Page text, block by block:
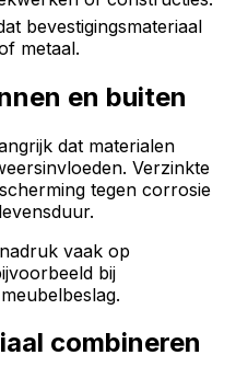
bevestigingsmateriaal
metaal.
en buiten
dat materialen
Verzinkte
tegen corrosie
vaak op
bij
combineren